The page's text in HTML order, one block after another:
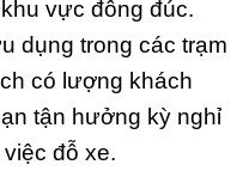
vực đông đúc.
dụng trong các trạm
có lượng khách
tận hưởng kỳ nghỉ
đỗ xe.